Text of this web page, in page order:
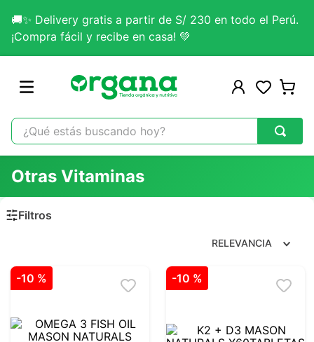
🚚✨ Delivery gratis a partir de S/ 230 en todo el Perú.
¡Compra fácil y recibe en casa! 💚
¿Qué estás buscando hoy?
1.
omega 3
2.
citrato magnesio
5.
7.
glicinato magnesio
Otras Vitaminas
RELEVANCIA
-10 % -10 %